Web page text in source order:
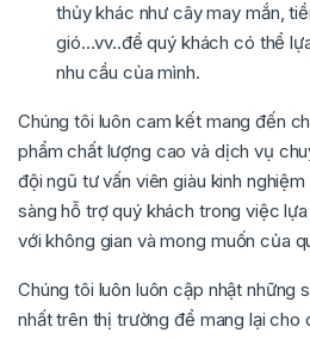
thủy khác như cây may mắn,
gió…vv..để quý khách có thể
nhu cầu của mình.
Chúng tôi luôn cam kết mang đến
phẩm chất lượng cao và dịch vụ
đội ngũ tư vấn viên giàu kinh
sàng hỗ trợ quý khách trong việc
với không gian và mong muốn của
Chúng tôi luôn luôn cập nhật những
nhất trên thị trường để mang lại cho